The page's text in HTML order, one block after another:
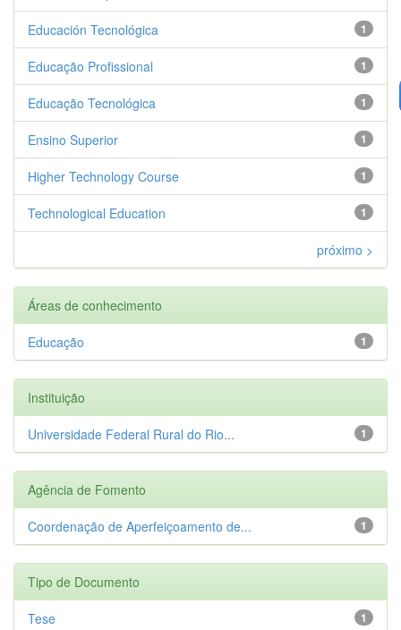
1
Educación Tecnológica
1
Educação Profissional
1
Educação Tecnológica
1
Ensino Superior
1
Higher Technology Course
1
Technological Education
próximo >
Áreas de conhecimento
1
Educação
Instituição
1
Universidade Federal Rural do Rio...
Agência de Fomento
1
Coordenação de Aperfeiçoamento de...
Tipo de Documento
1
Tese